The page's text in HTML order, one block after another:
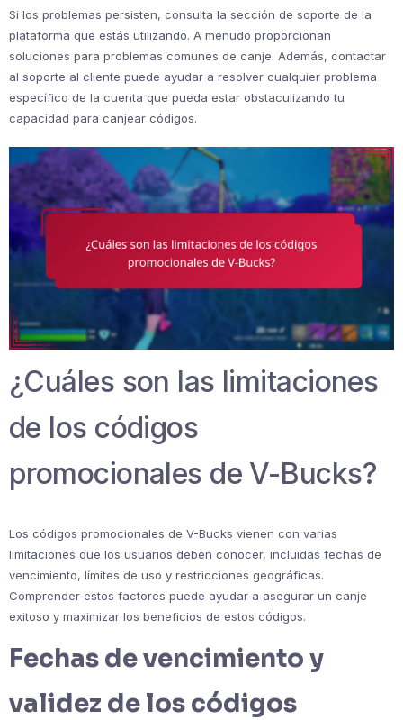
Si los problemas persisten, consulta la sección de soporte de la
plataforma que estás utilizando. A menudo proporcionan
soluciones para problemas comunes de canje. Además, contactar
al soporte al cliente puede ayudar a resolver cualquier problema
específico de la cuenta que pueda estar obstaculizando tu
capacidad para canjear códigos.
¿Cuáles son las limitaciones
de los códigos
promocionales de V-Bucks?
Los códigos promocionales de V-Bucks vienen con varias
limitaciones que los usuarios deben conocer, incluidas fechas de
vencimiento, límites de uso y restricciones geográficas.
Comprender estos factores puede ayudar a asegurar un canje
exitoso y maximizar los beneficios de estos códigos.
Fechas de vencimiento y
validez de los códigos